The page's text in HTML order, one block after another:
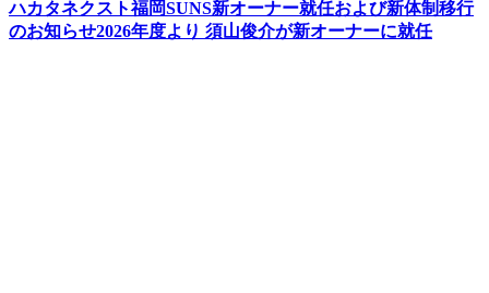
ハカタネクスト福岡SUNS新オーナー就任および新体制移行
のお知らせ2026年度より 須山俊介が新オーナーに就任